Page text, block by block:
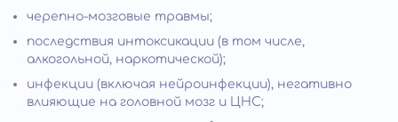
черепно-мозговые травмы;
последствия интоксикации (в том числе,
алкогольной, наркотической);
инфекции (включая нейроинфекции), негативно
влияющие на головной мозг и ЦНС;